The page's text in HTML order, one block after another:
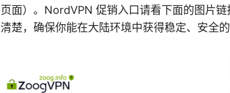
页面）。NordVPN 促销入口请看下面的图片
清楚，确保你能在大陆环境中获得稳定、安全的